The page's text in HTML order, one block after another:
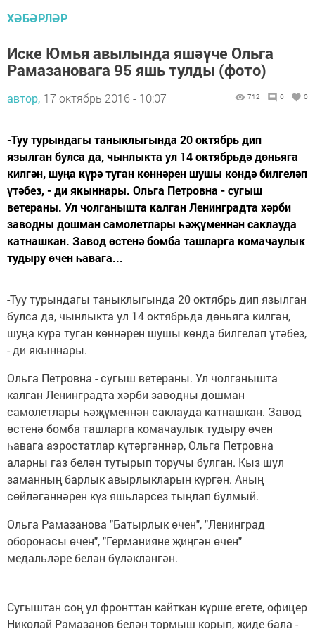
ХӘБӘРЛӘР
Иске Юмья авылында яшәүче Ольга
Рамазановага 95 яшь тулды (фото)
автор, 17 октябрь 2016 - 10:07 712 0 0
-Туу турындагы таныклыгында 20 октябрь дип
язылган булса да, чынлыкта ул 14 октябрьдә дөньяга
килгән, шуңа күрә туган көннәрен шушы көндә билгеләп
үтәбез, - ди якыннары. Ольга Петровна - сугыш
ветераны. Ул чолганышта калган Ленинградта хәрби
заводны дошман самолетлары һәҗүменнән саклауда
катнашкан. Завод өстенә бомба ташларга комачаулык
тудыру өчен һавага...
-Туу турындагы таныклыгында 20 октябрь дип язылган
булса да, чынлыкта ул 14 октябрьдә дөньяга килгән,
шуңа күрә туган көннәрен шушы көндә билгеләп үтәбез,
- ди якыннары.
Ольга Петровна - сугыш ветераны. Ул чолганышта
калган Ленинградта хәрби заводны дошман
самолетлары һәҗүменнән саклауда катнашкан. Завод
өстенә бомба ташларга комачаулык тудыру өчен
һавага аэростатлар күтәргәннәр, Ольга Петровна
аларны газ белән тутырып торучы булган. Кыз шул
заманның барлык авырлыкларын күргән. Аның
сөйләгәннәрен күз яшьләрсез тыңлап булмый.
Ольга Рамазанова "Батырлык өчен", "Ленинград
оборонасы өчен", "Германияне җиңгән өчен"
медальләре белән бүләкләнгән.
Сугыштан соң ул фронттан кайткан күрше егете, офицер
Николай Рамазанов белән тормыш корып, җиде бала -